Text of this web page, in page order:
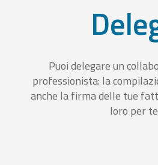
Puoi delegare un
professionista: la
anche la firma delle tue
loro per